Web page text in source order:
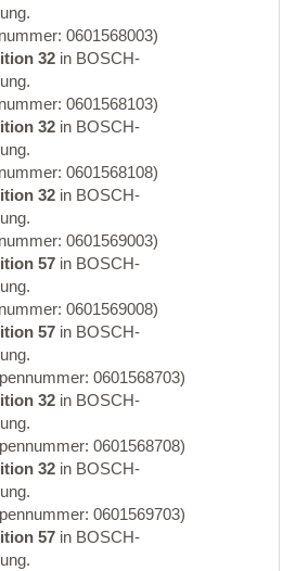
0601568003)
32 in BOSCH-
0601568103)
32 in BOSCH-
0601568108)
32 in BOSCH-
0601569003)
57 in BOSCH-
0601569008)
57 in BOSCH-
0601568703)
32 in BOSCH-
0601568708)
32 in BOSCH-
0601569703)
57 in BOSCH-